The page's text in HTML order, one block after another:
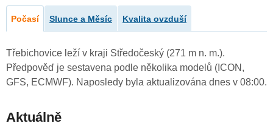
Počasí Slunce a Měsíc Kvalita ovzduší
Třebichovice leží v kraji Středočeský (271 m n. m.).
Předpověď je sestavena podle několika modelů (ICON,
GFS, ECMWF). Naposledy byla aktualizována dnes v 08:00.
Aktuálně